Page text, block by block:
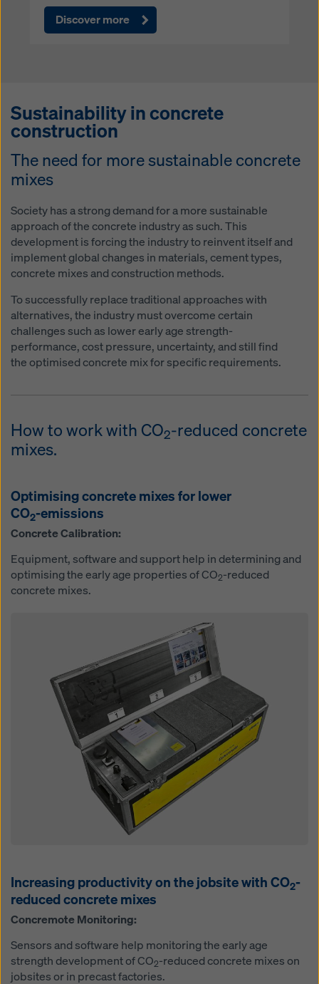
Discover more
Sustainability in concrete
construction
The need for more sustainable concrete
mixes
Society has a strong demand for a more sustainable
approach of the concrete industry as such. This
development is forcing the industry to reinvent itself and
implement global changes in materials, cement types,
concrete mixes and construction methods.
To successfully replace traditional approaches with
alternatives, the industry must overcome certain
challenges such as lower early age strength-
performance, cost pressure, uncertainty, and still find
the optimised concrete mix for specific requirements.
How to work with CO2-reduced concrete
mixes.
Optimising concrete mixes for lower
CO2-emissions
Concrete Calibration:
Equipment, software and support help in determining and
optimising the early age properties of CO2-reduced
concrete mixes.
Increasing productivity on the jobsite with CO2-
reduced concrete mixes
Concremote Monitoring:
Sensors and software help monitoring the early age
strength development of CO2-reduced concrete mixes on
jobsites or in precast factories.